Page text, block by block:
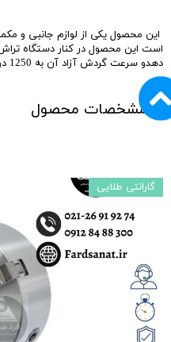
است این محصول در کنار دستگاه
دهدو سرعت گردش آزاد آن به 1250 دوربردقیقه می‌رسد.
مشخصات محصول
گارانتی طلایی